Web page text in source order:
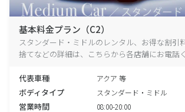
基本料金プラン（C2）
スタンダード・ミドルのレンタル、お得な割引
捨てなどの詳細は、こちらから各店舗にお電話
代表車種 アクア 等
ボディタイプ スタンダード・ミドル
営業時間 08:00-20:00